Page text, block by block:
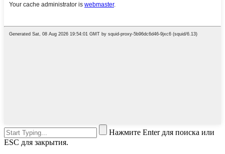
Нажмите Enter для поиска или
ESC для закрытия.